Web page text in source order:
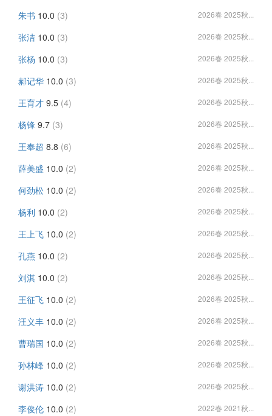
朱书 10.0 (3) 2026春 2025秋...
张洁 10.0 (3) 2026春 2025秋...
张杨 10.0 (3) 2026春 2025秋...
郝记华 10.0 (3) 2026春 2025秋...
王育才 9.5 (4) 2026春 2025秋...
杨锋 9.7 (3) 2026春 2025秋...
王奉超 8.8 (6) 2026春 2025秋...
薛美盛 10.0 (2) 2026春 2025秋...
何劲松 10.0 (2) 2026春 2025秋...
杨利 10.0 (2) 2026春 2025秋...
王上飞 10.0 (2) 2026春 2025秋...
孔燕 10.0 (2) 2026春 2025秋...
刘淇 10.0 (2) 2026春 2025秋...
王征飞 10.0 (2) 2026春 2025秋...
汪义丰 10.0 (2) 2026春 2025秋...
曹瑞国 10.0 (2) 2026春 2025秋...
孙林峰 10.0 (2) 2026春 2025秋...
谢洪涛 10.0 (2) 2026春 2025秋...
李俊伦 10.0 (2) 2022春 2021秋...